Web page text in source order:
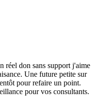
réel don sans support j'aime
Une future petite sur
pour refaire un point.
pour vos consultants.